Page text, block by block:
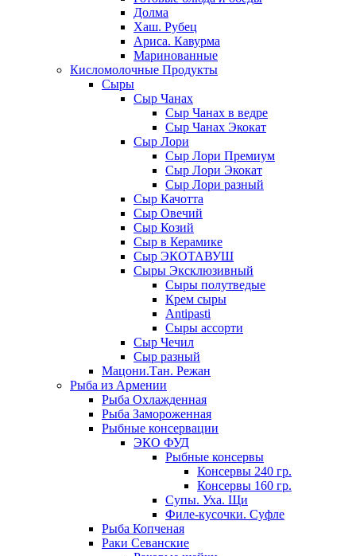
Долма
Хаш. Рубец
Ариса. Кавурма
Маринованные
Кисломолочные Продукты
Сыры
Сыр Чанах
Сыр Чанах в ведре
Сыр Чанах Экокат
Сыр Лори
Сыр Лори Премиум
Сыр Лори Экокат
Сыр Лори разный
Сыр Качотта
Сыр Овечий
Сыр Козий
Сыр в Керамике
Сыр ЭКОТАВУШ
Сыры Эксклюзивный
Сыры полутведые
Крем сыры
Antipasti
Сыры ассорти
Сыр Чечил
Сыр разный
Мацони.Тан. Режан
Рыба из Армении
Рыба Охлажденная
Рыба Замороженная
Рыбные консервации
ЭКО ФУД
Рыбные консервы
Консервы 240 гр.
Консервы 160 гр.
Супы. Уха. Щи
Филе-кусочки. Суфле
Рыба Копченая
Раки Севанские